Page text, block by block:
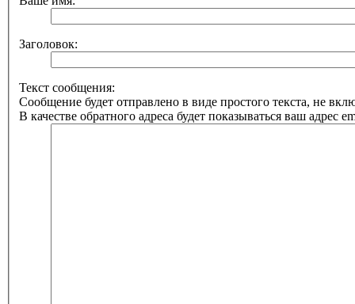
Заголовок:
Текст сообщения:
Сообщение будет отправлено в виде простого текста, не
В качестве обратного адреса будет показываться ваш адрес